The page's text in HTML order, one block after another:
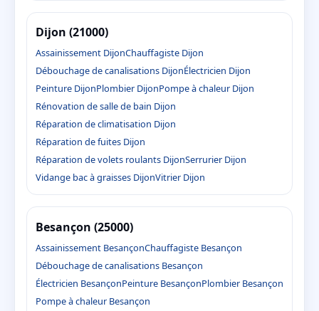
Dijon (21000)
Assainissement DijonChauffagiste Dijon
Débouchage de canalisations DijonÉlectricien Dijon
Peinture DijonPlombier DijonPompe à chaleur Dijon
Rénovation de salle de bain Dijon
Réparation de climatisation Dijon
Réparation de fuites Dijon
Réparation de volets roulants DijonSerrurier Dijon
Vidange bac à graisses DijonVitrier Dijon
Besançon (25000)
Assainissement BesançonChauffagiste Besançon
Débouchage de canalisations Besançon
Électricien BesançonPeinture BesançonPlombier Besançon
Pompe à chaleur Besançon